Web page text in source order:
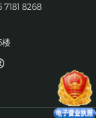
7181 8268
楼